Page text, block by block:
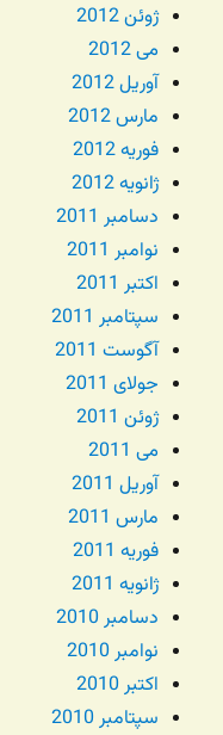
ژوئن 2012
می 2012
آوریل 2012
مارس 2012
فوریه 2012
ژانویه 2012
دسامبر 2011
نوامبر 2011
اکتبر 2011
سپتامبر 2011
آگوست 2011
جولای 2011
ژوئن 2011
می 2011
آوریل 2011
مارس 2011
فوریه 2011
ژانویه 2011
دسامبر 2010
نوامبر 2010
اکتبر 2010
سپتامبر 2010